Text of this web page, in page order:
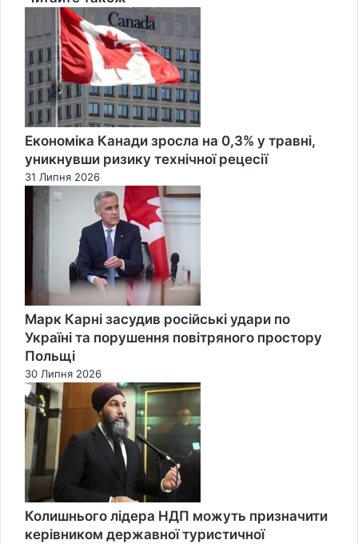
Економіка Канади зросла на 0,3% у травні,
уникнувши ризику технічної рецесії
31 Липня 2026
Марк Карні засудив російські удари по
Україні та порушення повітряного простору
Польщі
30 Липня 2026
Колишнього лідера НДП можуть призначити
керівником державної туристичної